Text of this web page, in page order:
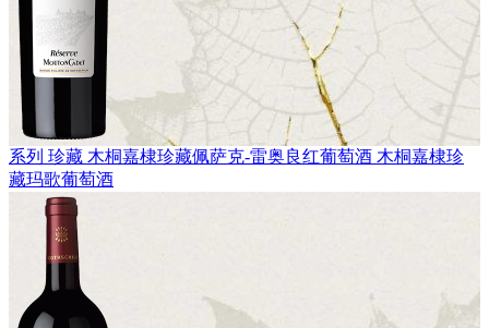
系列 珍藏 木桐嘉棣珍藏佩萨克-雷奥良红葡萄酒 木桐嘉棣珍
藏玛歌葡萄酒